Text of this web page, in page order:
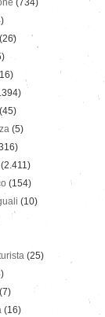
(734)
(26)
(45)
(5)
(2.411)
(154)
(10)
(25)
(7)
(16)